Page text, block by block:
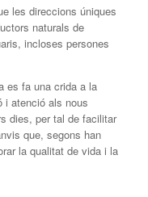
les direccions úniques
naturals de
incloses persones
es fa una crida a la
i atenció als nous
dies, per tal de facilitar
que, segons han
la qualitat de vida i la